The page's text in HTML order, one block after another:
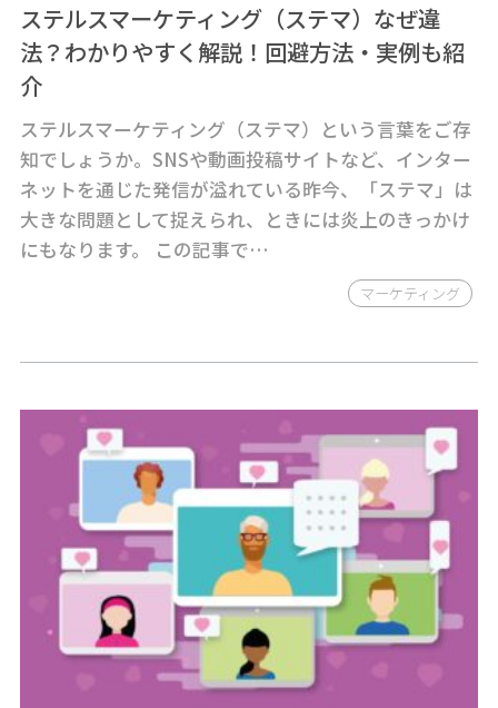
ステルスマーケティング（ステマ）なぜ違
法？わかりやすく解説！回避方法・実例も紹
介
ステルスマーケティング（ステマ）という言葉をご存
知でしょうか。SNSや動画投稿サイトなど、インター
ネットを通じた発信が溢れている昨今、「ステマ」は
大きな問題として捉えられ、ときには炎上のきっかけ
にもなります。 この記事で…
マーケティング